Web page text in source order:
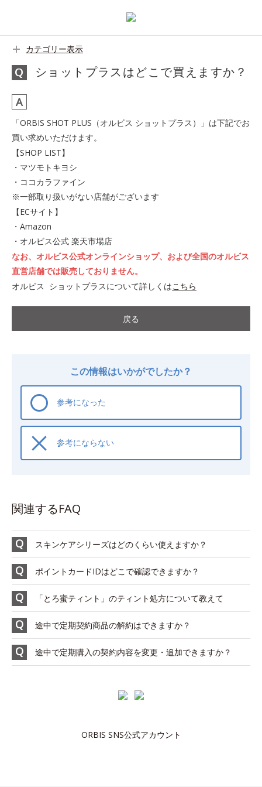
カテゴリー表示
ショットプラスはどこで買えますか？
「ORBIS SHOT PLUS（オルビス ショットプラス）」は下記でお
買い求めいただけます。
【SHOP LIST】
・マツモトキヨシ
・ココカラファイン
※一部取り扱いがない店舗がございます
【ECサイト】
・Amazon
・オルビス公式 楽天市場店
なお、オルビス公式オンラインショップ、および全国のオルビス
直営店舗では販売しておりません。
オルビス ショットプラスについて詳しくはこちら
戻る
この情報はいかがでしたか？
参考になった
参考にならない
関連するFAQ
スキンケアシリーズはどのくらい使えますか？
ポイントカードIDはどこで確認できますか？
「とろ蜜ティント」のティント処方について教えて
途中で定期契約商品の解約はできますか？
途中で定期購入の契約内容を変更・追加できますか？
ORBIS SNS公式アカウント